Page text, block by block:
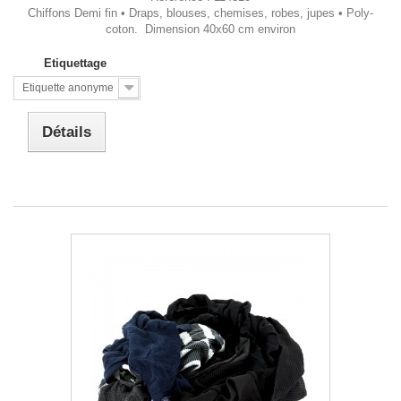
Chiffons Demi fin • Draps, blouses, chemises, robes, jupes • Poly-
coton. Dimension 40x60 cm environ
Etiquettage
Etiquette anonyme
Détails